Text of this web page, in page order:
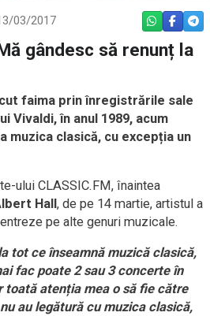
03/2017 WHATSAPP
gândesc să renunț la
faima prin înregistrările sale
Vivaldi, în anul 1989, acum
muzica clasică, cu excepția un
ului CLASSIC.FM, înaintea
Hall, de pe 14 martie, artistul a
pe alte genuri muzicale.
tot ce înseamnă muzică clasică,
fac poate 2 sau 3 concerte în
toată atenția mea o să fie către
au legătură cu muzica clasică,